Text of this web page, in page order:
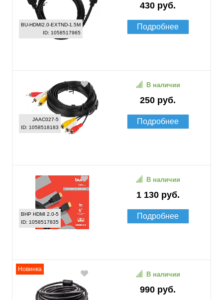
BU-HDMI2.0-EXTND-1.5M
ID: 1058517965
430 руб.
Подробнее
JAAC027-5
ID: 1058518183
250 руб.
В наличии
Подробнее
BHP HDMI 2.0-5
ID: 1058517835
1 130 руб.
В наличии
Подробнее
Новинка
990 руб.
В наличии